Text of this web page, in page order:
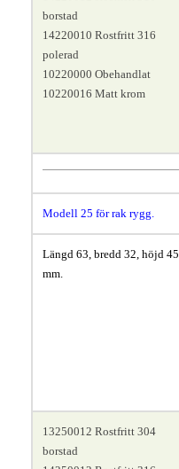
borstad
14220010 Rostfritt 316
polerad
10220000 Obehandlat
10220016 Matt krom
Modell 25 för rak rygg.
Längd 63, bredd 32, höjd 45
mm.
13250012 Rostfritt 304
borstad